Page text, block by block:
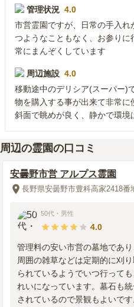
管理状況 4.0
市営霊園ですが、日常の手入
つようなこともなく、お参り
常にまんぞくしています
周辺施設 4.0
移動途中のデリシア(スーパー)
物を購入する事が出来て非常
斜面で眺めが良く、静かで環境
周辺の霊園の口コミ
安曇野市営 アルプス霊園
長野県安曇野市豊科高家2418番
50代 ・ 男性
4.0
管理料の安い市営の墓地であり
周囲の雑草などは定期的に刈り
られているようでいつ行っても
れいになっています。墓石も
されているので景観もよいです